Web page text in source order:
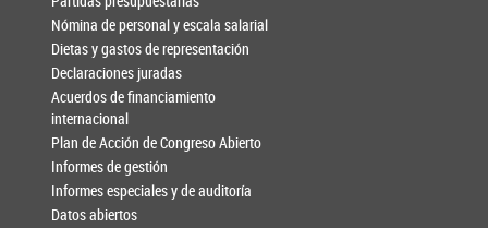
Nómina de personal y escala salarial
Dietas y gastos de representación
Declaraciones juradas
Acuerdos de financiamiento
internacional
Plan de Acción de Congreso Abierto
Informes de gestión
Informes especiales y de auditoría
Datos abiertos